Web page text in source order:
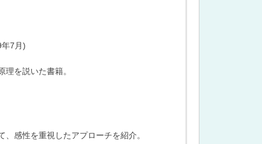
7月)
を説いた書籍。
感性を重視したアプローチを紹介。